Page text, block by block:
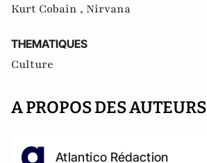
Kurt Cobain , Nirvana
THEMATIQUES
Culture
A PROPOS DES AUTEURS
Atlantico Rédaction